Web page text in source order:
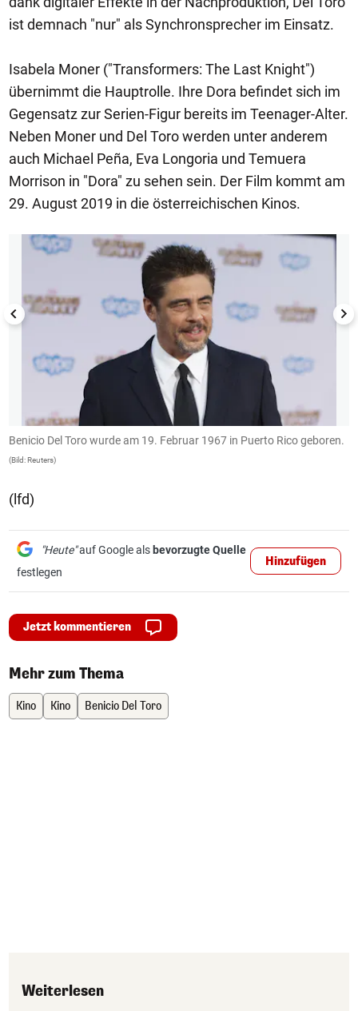
ist demnach "nur" als Synchronsprecher im Einsatz.
Isabela Moner ("Transformers: The Last Knight")
übernimmt die Hauptrolle. Ihre Dora befindet sich im
Gegensatz zur Serien-Figur bereits im Teenager-Alter.
Neben Moner und Del Toro werden unter anderem
auch Michael Peña, Eva Longoria und Temuera
Morrison in "Dora" zu sehen sein. Der Film kommt am
29. August 2019 in die österreichischen Kinos.
1/10
Benicio Del Toro wurde am 19. Februar 1967 in Puerto Rico geboren.
(Bild: Reuters)
(lfd)
"Heute"auf Google als bevorzugte Quelle
festlegen
Hinzufügen
Jetzt kommentieren
Mehr zum Thema
Kino Kino Benicio Del Toro
Weiterlesen